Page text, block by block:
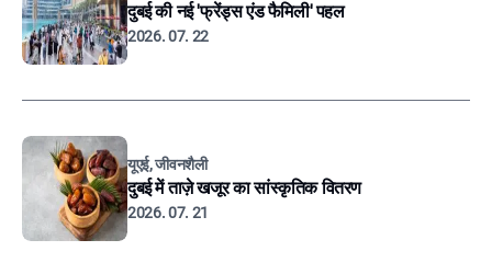
दुबई की नई 'फ्रेंड्स एंड फैमिली' पहल
2026. 07. 22
यूएई, जीवनशैली
दुबई में ताज़े खजूर का सांस्कृतिक वितरण
2026. 07. 21